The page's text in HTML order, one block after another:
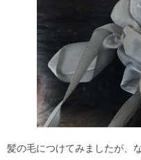
髪の毛につけてみましたが、